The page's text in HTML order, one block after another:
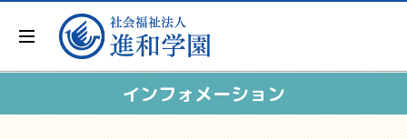
インフォメーション